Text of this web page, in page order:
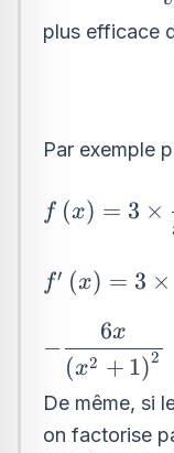
plus efficace
Par exemple
f (x) = 3 ×
\left(-
\dfrac{6x}
f′ (x) = 3 ×
−
(x2 + 1)2
6x
De même, si
on factorise